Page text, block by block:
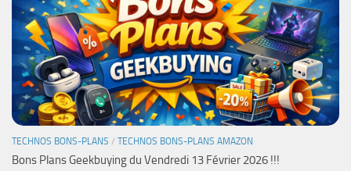
TECHNOS BONS-PLANS / TECHNOS BONS-PLANS AMAZON
Bons Plans Geekbuying du Vendredi 13 Février 2026 !!!